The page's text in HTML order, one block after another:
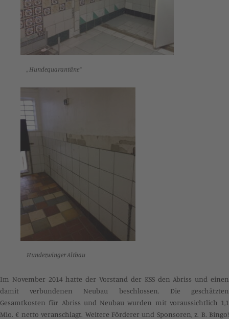
„Hundequarantäne“
Hundezwinger Altbau
Im November 2014 hatte der Vorstand der KSS den Abriss und einen
damit verbundenen Neubau beschlossen. Die geschätzten
Gesamtkosten für Abriss und Neubau wurden mit voraussichtlich 1,1
Mio. € netto veranschlagt. Weitere Förderer und Sponsoren, z. B. Bingo!